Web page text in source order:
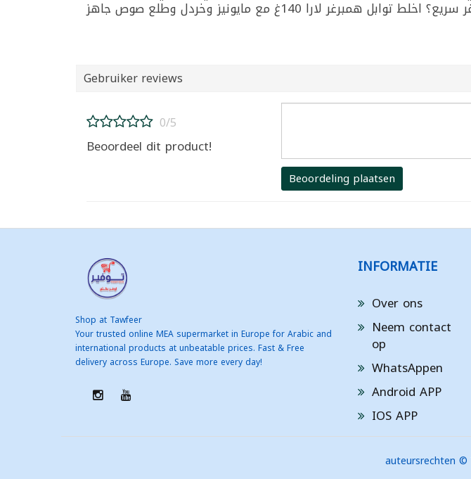
Gebruiker reviews
0/5
Beoordeel dit product!
Beoordeling plaatsen
Shop at Tawfeer
Your trusted online MEA supermarket in Europe for Arabic and
international products at unbeatable prices. Fast & Free
delivery across Europe. Save more every day!
INFORMATIE
Over ons
Neem contact
op
WhatsAppen
Android APP
IOS APP
auteursrechten ©